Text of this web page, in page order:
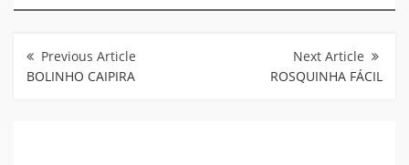
de
Post
BOLINHO CAIPIRA ROSQUINHA FÁCIL